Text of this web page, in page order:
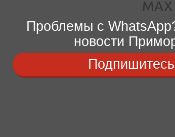
Проблемы с
новости